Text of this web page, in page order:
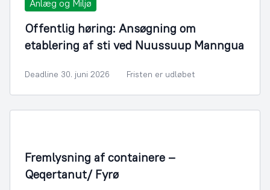
Anlæg og Miljø
Offentlig høring: Ansøgning om
etablering af sti ved Nuussuup Manngua
Deadline 30. juni 2026 Fristen er udløbet
Fremlysning af containere –
Qeqertanut/ Fyrø